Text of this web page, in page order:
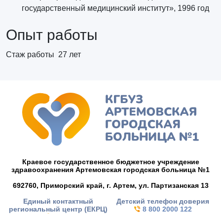
государственный медицинский институт», 1996 год
Опыт работы
Стаж работы 27 лет
Краевое государственное бюджетное учреждение
здравоохранения Артемовская городская больница №1
692760, Приморский край, г. Артем, ул. Партизанская 13
Единый контактный
региональный центр (ЕКРЦ)
Детский телефон доверия
8 800 2000 122